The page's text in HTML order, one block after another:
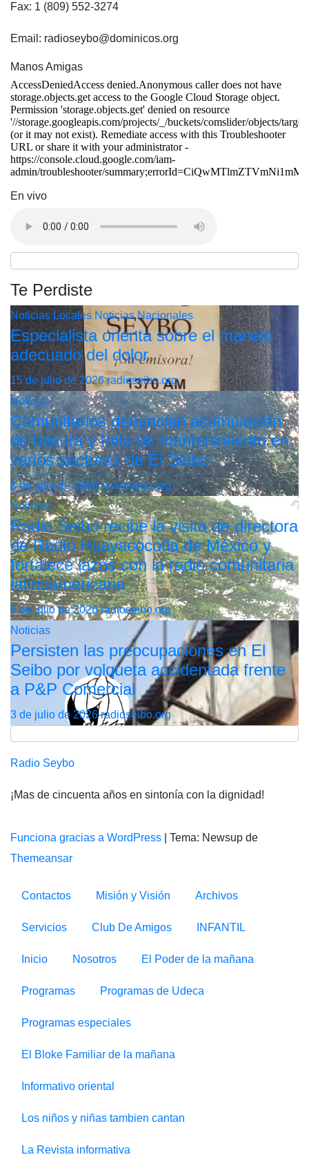
Fax: 1 (809) 552-3274
Email: radioseybo@dominicos.org
Manos Amigas
En vivo
Te Perdiste
Noticias Locales Noticias Nacionales
Especialista orienta sobre el manejo
adecuado del dolor
15 de julio de 2026radioseibo.org
Noticias
Comunitarios denuncian acumulación
de basura y falta de mantenimiento en
varios sectores de El Seibo
8 de julio de 2026radioseibo.org
Noticias
Radio Seibo recibe la visita de directora
de Radio Huayacocotla de México y
fortalece lazos con la radio comunitaria
latinoamericana
6 de julio de 2026radioseibo.org
Noticias
Persisten las preocupaciones en El
Seibo por volqueta accidentada frente
a P&P Comercial
3 de julio de 2026radioseibo.org
Radio Seybo
¡Mas de cincuenta años en sintonía con la dignidad!
Funciona gracias a WordPress
Tema: Newsup de
Themeansar
Contactos Misión y Visión Archivos
Servicios Club De Amigos INFANTIL
Inicio Nosotros El Poder de la mañana
Programas Programas de Udeca
Programas especiales
El Bloke Familiar de la mañana
Informativo oriental
Los niños y niñas tambien cantan
La Revista informativa